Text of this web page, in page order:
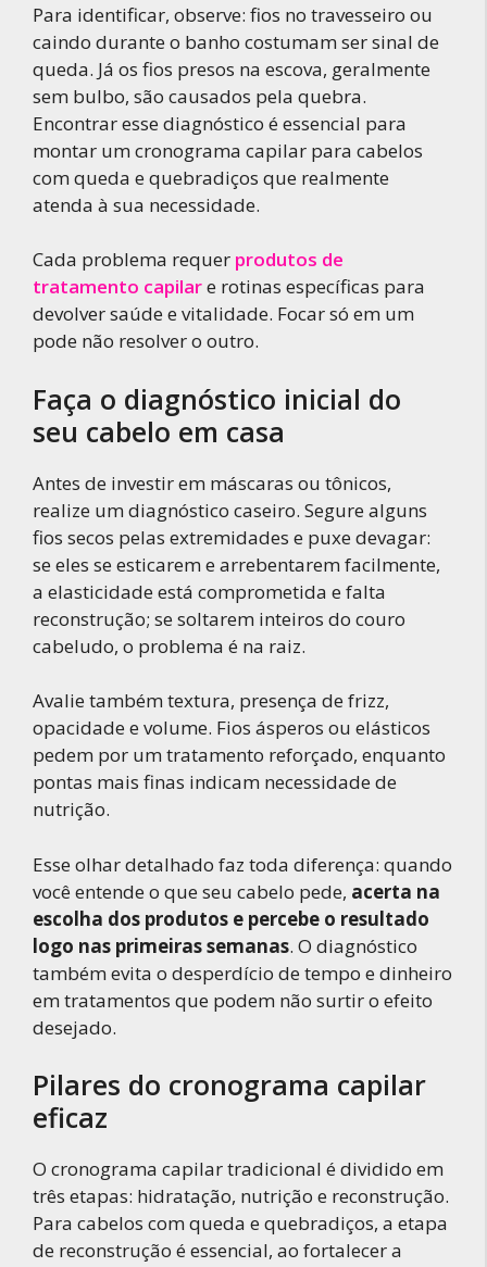
Para identificar, observe: fios no travesseiro ou
caindo durante o banho costumam ser sinal de
queda. Já os fios presos na escova, geralmente
sem bulbo, são causados pela quebra.
Encontrar esse diagnóstico é essencial para
montar um cronograma capilar para cabelos
com queda e quebradiços que realmente
atenda à sua necessidade.
Cada problema requer produtos de
tratamento capilare rotinas específicas para
devolver saúde e vitalidade. Focar só em um
pode não resolver o outro.
Faça o diagnóstico inicial do
seu cabelo em casa
Antes de investir em máscaras ou tônicos,
realize um diagnóstico caseiro. Segure alguns
fios secos pelas extremidades e puxe devagar:
se eles se esticarem e arrebentarem facilmente,
a elasticidade está comprometida e falta
reconstrução; se soltarem inteiros do couro
cabeludo, o problema é na raiz.
Avalie também textura, presença de frizz,
opacidade e volume. Fios ásperos ou elásticos
pedem por um tratamento reforçado, enquanto
pontas mais finas indicam necessidade de
nutrição.
Esse olhar detalhado faz toda diferença: quando
você entende o que seu cabelo pede, acerta na
escolha dos produtos e percebe o resultado
logo nas primeiras semanas. O diagnóstico
também evita o desperdício de tempo e dinheiro
em tratamentos que podem não surtir o efeito
desejado.
Pilares do cronograma capilar
eficaz
O cronograma capilar tradicional é dividido em
três etapas: hidratação, nutrição e reconstrução.
Para cabelos com queda e quebradiços, a etapa
de reconstrução é essencial, ao fortalecer a